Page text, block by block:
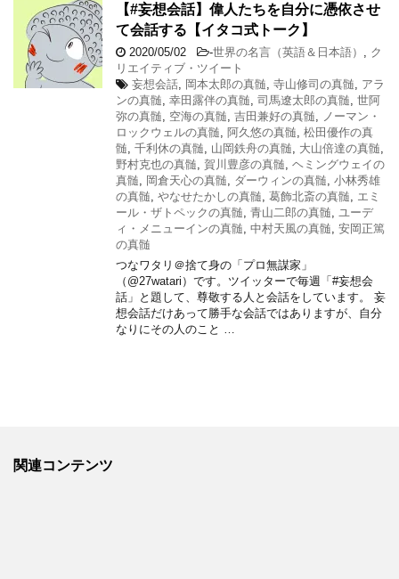
【#妄想会話】偉人たちを自分に憑依させ
て会話する【イタコ式トーク】
2020/05/02 -世界の名言（英語＆日本語）
ク
リエイティブ・ツイート
妄想会話 岡本太郎の真髄 寺山修司の真髄
アラ
ンの真髄 幸田露伴の真髄 司馬遼太郎の真髄 世阿
弥の真髄
空海の真髄 吉田兼好の真髄
ノーマン・
ロックウェルの真髄 阿久悠の真髄 松田優作の真
髄 千利休の真髄 山岡鉄舟の真髄 大山倍達の真髄
野村克也の真髄
賀川豊彦の真髄 ヘミングウェイの
真髄
岡倉天心の真髄 ダーウィンの真髄 小林秀雄
の真髄 やなせたかしの真髄 葛飾北斎の真髄
エミ
ール・ザトペックの真髄 青山二郎の真髄
ユーデ
ィ・メニューインの真髄 中村天風の真髄 安岡正篤
の真髄
つなワタリ＠捨て身の「プロ無謀家」
（@27watari）です。ツイッターで毎週「#妄想会
話」と題して、尊敬する人と会話をしています。 妄
想会話だけあって勝手な会話ではありますが、自分
なりにその人のこと …
関連コンテンツ